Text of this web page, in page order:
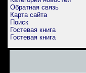
Обратная связь
Карта сайта
Поиск
Гостевая книга
Гостевая книга